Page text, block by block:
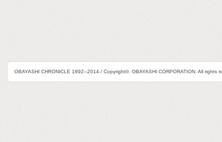
OBAYASHI CHRONICLE 1892─2014 / Copyright©. OBAYASHI CORPORATION. All rights